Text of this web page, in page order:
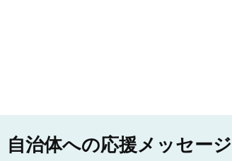
自治体への応援メッセージ